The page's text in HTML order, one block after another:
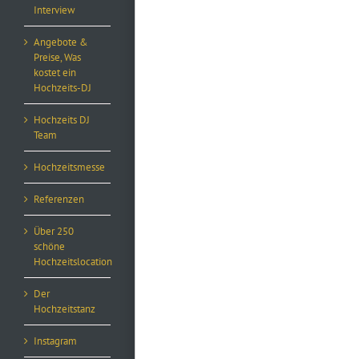
Interview
Angebote &
Preise, Was
kostet ein
Hochzeits-DJ
Hochzeits DJ
Team
Hochzeitsmesse
Referenzen
Über 250
schöne
Hochzeitslocation
Der
Hochzeitstanz
Instagram